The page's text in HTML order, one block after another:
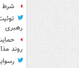
شرط
رهبری
روند